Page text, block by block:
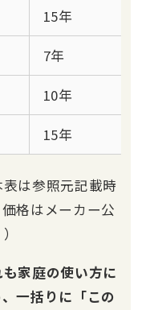
15年
7年
10年
15年
表は参照元記載時
格はメーカー公
家庭の使い方に
一括りに「この